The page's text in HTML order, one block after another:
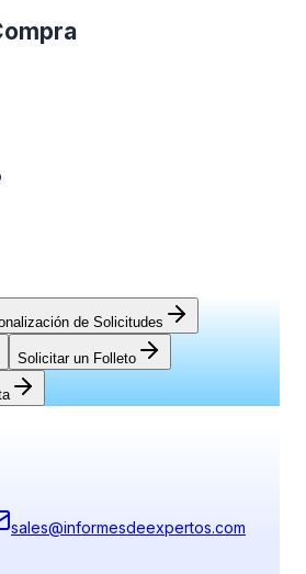
de Solicitudes
Solicitar un Folleto
sales@informesdeexpertos.com